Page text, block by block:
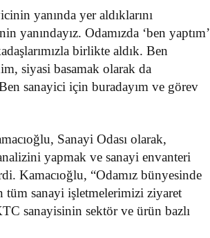
yanında yer aldıklarını
Odamızda ‘ben yaptım’
birlikte aldık. Ben
siyasi basamak olarak da
sanayici için buradayım ve görev
Sanayi Odası olarak,
yapmak ve sanayi envanteri
Kamacıoğlu, “Odamız bünyesinde
sanayi işletmelerimizi ziyaret
sanayisinin sektör ve ürün bazlı